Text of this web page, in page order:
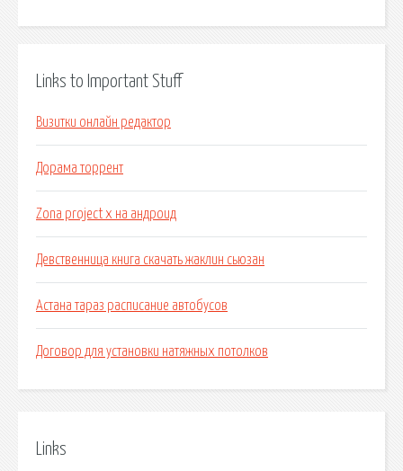
Links to Important Stuff
Визитки онлайн редактор
Дорама торрент
Zona project x на андроид
Девственница книга скачать жаклин сьюзан
Астана тараз расписание автобусов
Договор для установки натяжных потолков
Links